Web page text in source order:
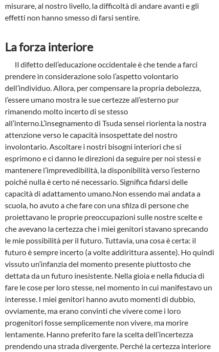
misurare, al nostro livello, la difficoltà di andare avanti e gli
effetti non hanno smesso di farsi sentire.
La forza interiore
Il difetto dell’educazione occidentale è che tende a farci
prendere in considerazione solo l’aspetto volontario
dell’individuo. Allora, per compensare la propria debolezza,
l’essere umano mostra le sue certezze all’esterno pur
rimanendo molto incerto di se stesso
all’interno.L’insegnamento di Tsuda sensei riorienta la nostra
attenzione verso le capacità insospettate del nostro
involontario. Ascoltare i nostri bisogni interiori che si
esprimono e ci danno le direzioni da seguire per noi stessi e
mantenere l’imprevedibilità, la disponibilità verso l’esterno
poiché nulla è certo né necessario. Significa fidarsi delle
capacità di adattamento umano.Non essendo mai andata a
scuola, ho avuto a che fare con una sfilza di persone che
proiettavano le proprie preoccupazioni sulle nostre scelte e
che avevano la certezza che i miei genitori stavano sprecando
le mie possibilità per il futuro. Tuttavia, una cosa è certa: il
futuro è sempre incerto (a volte addirittura assente). Ho quindi
vissuto un’infanzia del momento presente piuttosto che
dettata da un futuro inesistente. Nella gioia e nella fiducia di
fare le cose per loro stesse, nel momento in cui manifestavo un
interesse. I miei genitori hanno avuto momenti di dubbio,
ovviamente, ma erano convinti che vivere come i loro
progenitori fosse semplicemente non vivere, ma morire
lentamente. Hanno preferito fare la scelta dell’incertezza
prendendo una strada divergente. Perché la certezza interiore